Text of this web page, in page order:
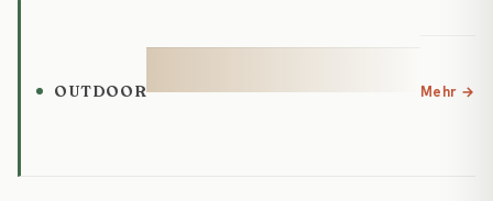
OUTDOOR Mehr →